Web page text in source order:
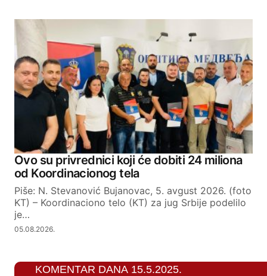
Required fields are marked*
Comment *
Your Name
Your E-mail
SUBMIT COMMENT
Ovo su privrednici koji će dobiti 24 miliona
od Koordinacionog tela
Piše: N. Stevanović Bujanovac, 5. avgust 2026. (foto
KT) – Koordinaciono telo (KT) za jug Srbije podelilo
je…
05.08.2026.
KOMENTAR DANA 15.5.2025.